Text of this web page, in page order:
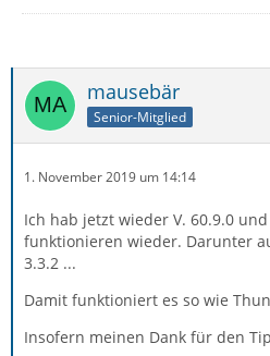
mausebär
Senior-Mitglied
1. November 2019 um 14:14
Ich hab jetzt wieder V. 60.9.0
funktionieren wieder. Darunter
3.3.2 ...
Damit funktioniert es so wie
Insofern meinen Dank für den